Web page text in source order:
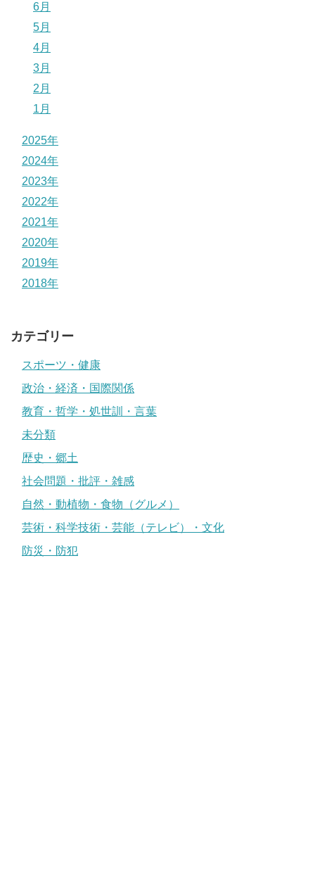
6月
5月
4月
3月
2月
1月
2025年
2024年
2023年
2022年
2021年
2020年
2019年
2018年
カテゴリー
スポーツ・健康
政治・経済・国際関係
教育・哲学・処世訓・言葉
未分類
歴史・郷土
社会問題・批評・雑感
自然・動植物・食物（グルメ）
芸術・科学技術・芸能（テレビ）・文化
防災・防犯